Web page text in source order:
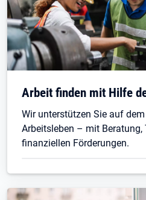
Arbeit finden mit Hilfe
Wir unterstützen Sie auf
Arbeitsleben – mit Beratung,
finanziellen Förderungen.